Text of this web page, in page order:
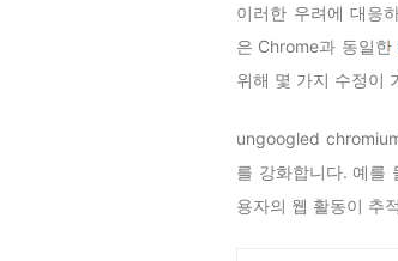
이러한 우려에 대응
은 Chrome과 동일한
위해 몇 가지 수정이
ungoogled
를 강화합니다. 예를
용자의 웹 활동이 추